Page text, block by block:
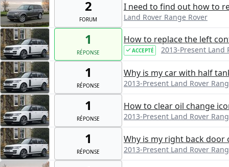
2
FORUM
I need to find out how to
Land Rover Range Rover
1
RÉPONSE
How to replace the left
ACCEPTÉ 2013-Present Land
1
RÉPONSE
Why is my car with half
2013-Present Land Rover
1
RÉPONSE
How to clear oil change
2013-Present Land Rover
1
RÉPONSE
Why is my right back door
2013-Present Land Rover